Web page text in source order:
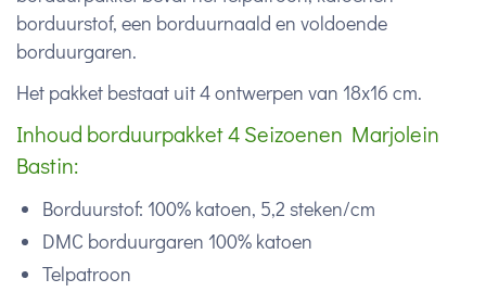
borduurstof, een borduurnaald en voldoende
borduurgaren.
Het pakket bestaat uit 4 ontwerpen van 18x16 cm.
Inhoud borduurpakket 4 Seizoenen Marjolein
Bastin:
Borduurstof: 100% katoen, 5,2 steken/cm
DMC borduurgaren 100% katoen
Telpatroon